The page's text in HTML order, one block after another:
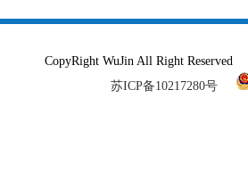
CopyRight WuJin All Right
苏ICP备10217280号